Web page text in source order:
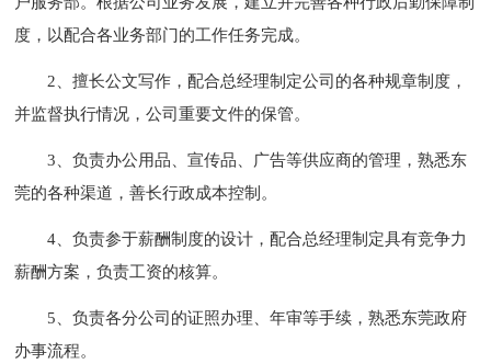
度，以配合各业务部门的工作任务完成。
2、擅长公文写作，配合总经理制定公司的各种规章制度，
并监督执行情况，公司重要文件的保管。
3、负责办公用品、宣传品、广告等供应商的管理，熟悉东
莞的各种渠道，善长行政成本控制。
4、负责参于薪酬制度的设计，配合总经理制定具有竞争力
薪酬方案，负责工资的核算。
5、负责各分公司的证照办理、年审等手续，熟悉东莞政府
办事流程。